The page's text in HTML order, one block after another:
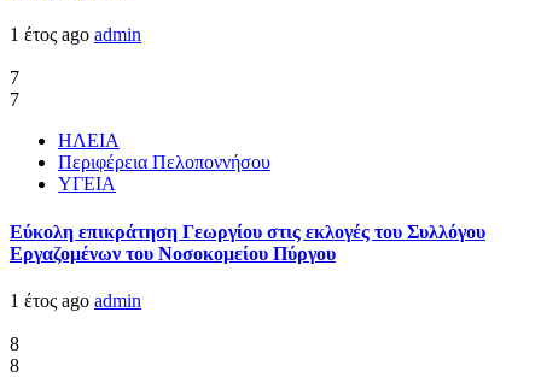
1 έτος ago admin
7
7
ΗΛΕΙΑ
Περιφέρεια Πελοποννήσου
ΥΓΕΙΑ
Εύκολη επικράτηση Γεωργίου στις εκλογές του Συλλόγου
Εργαζομένων του Νοσοκομείου Πύργου
1 έτος ago admin
8
8